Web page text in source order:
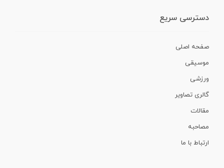
دسترسی سریع
صفحه اصلی
موسیقی
ورزشی
گالری تصاویر
مقالات
مصاحبه
ارتباط با ما